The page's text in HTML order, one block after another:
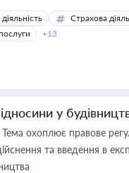
Страхова
+13
у
Тема охоплює правове
та введення в